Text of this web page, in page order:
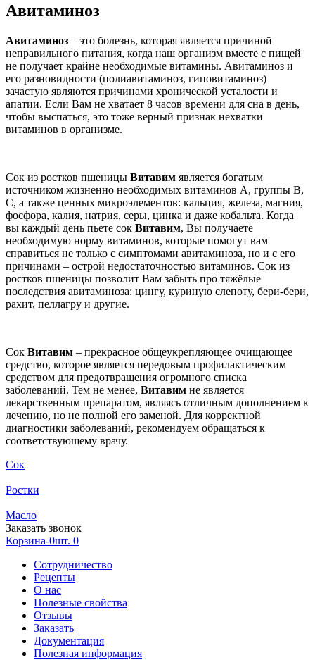
Авитаминоз
Авитаминоз – это болезнь, которая является причиной
неправильного питания, когда наш организм вместе с пищей
не получает крайне необходимые витамины. Авитаминоз и
его разновидности (полиавитаминоз, гиповитаминоз)
зачастую являются причинами хронической усталости и
апатии. Если Вам не хватает 8 часов времени для сна в день,
чтобы выспаться, это тоже верный признак нехватки
витаминов в организме.
Сок из ростков пшеницы Витавим является богатым
источником жизненно необходимых витаминов A, группы B,
C, а также ценных микроэлементов: кальция, железа, магния,
фосфора, калия, натрия, серы, цинка и даже кобальта. Когда
вы каждый день пьете сок Витавим, Вы получаете
необходимую норму витаминов, которые помогут вам
справиться не только с симптомами авитаминоза, но и с его
причинами – острой недостаточностью витаминов. Сок из
ростков пшеницы позволит Вам забыть про тяжёлые
последствия авитаминоза: цингу, куриную слепоту, бери-бери,
рахит, пеллагру и другие.
Сок Витавим – прекрасное общеукрепляющее очищающее
средство, которое является передовым профилактическим
средством для предотвращения огромного списка
заболеваний. Тем не менее, Витавим не является
лекарственным препаратом, являясь отличным дополнением к
лечению, но не полной его заменой. Для корректной
диагностики заболеваний, рекомендуем обращаться к
соответствующему врачу.
Сок
Ростки
Масло
Заказать звонок
Корзина-0шт. 0
Сотрудничество
Рецепты
О нас
Полезные свойства
Отзывы
Заказать
Документация
Полезная информация